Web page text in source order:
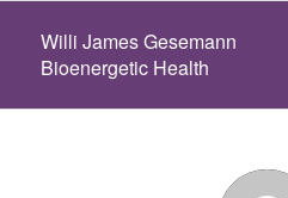
Willi James Gesemann
Bioenergetic Health